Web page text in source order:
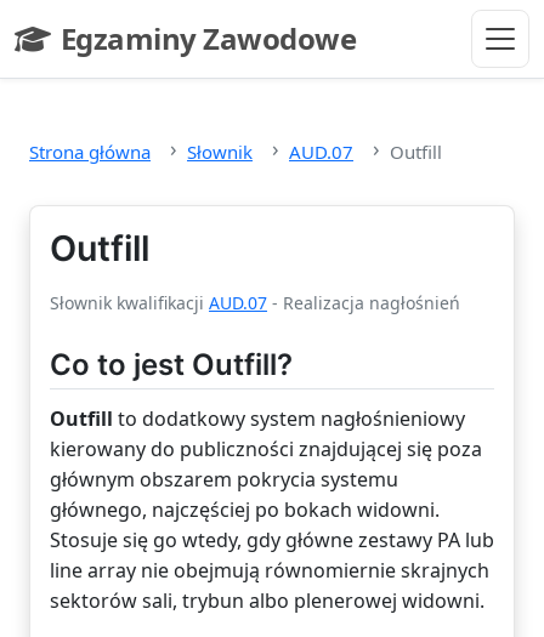
Egzaminy Zawodowe
- strona główna
Strona główna Słownik AUD.07 Outfill
Outfill
Słownik kwalifikacji AUD.07 - Realizacja nagłośnień
Co to jest Outfill?
Outfill to dodatkowy system nagłośnieniowy
kierowany do publiczności znajdującej się poza
głównym obszarem pokrycia systemu
głównego, najczęściej po bokach widowni.
Stosuje się go wtedy, gdy główne zestawy PA lub
line array nie obejmują równomiernie skrajnych
sektorów sali, trybun albo plenerowej widowni.